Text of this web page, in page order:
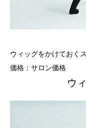
ウィッグをかけておく
価格：サロン価格
ウ